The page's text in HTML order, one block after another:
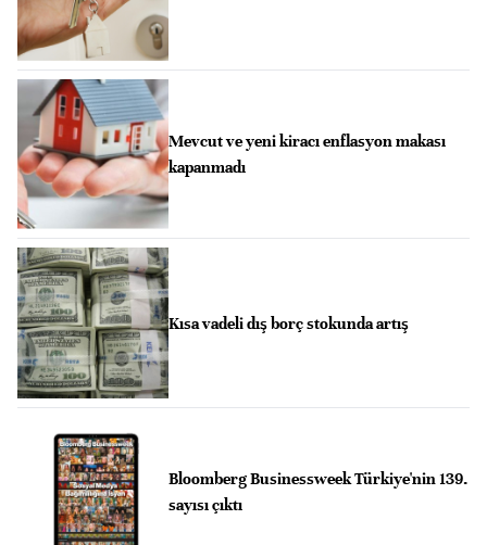
Mevcut ve yeni kiracı enflasyon makası
kapanmadı
Kısa vadeli dış borç stokunda artış
Bloomberg Businessweek Türkiye'nin 139.
sayısı çıktı